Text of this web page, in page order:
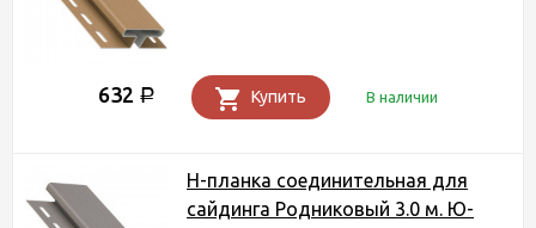
632 Р Купить В наличии
Н-планка соединительная для
сайдинга Родниковый 3.0 м. Ю-